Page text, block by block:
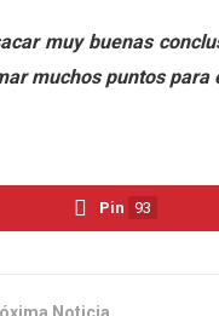
muy buenas
muchos puntos para
Pin 93